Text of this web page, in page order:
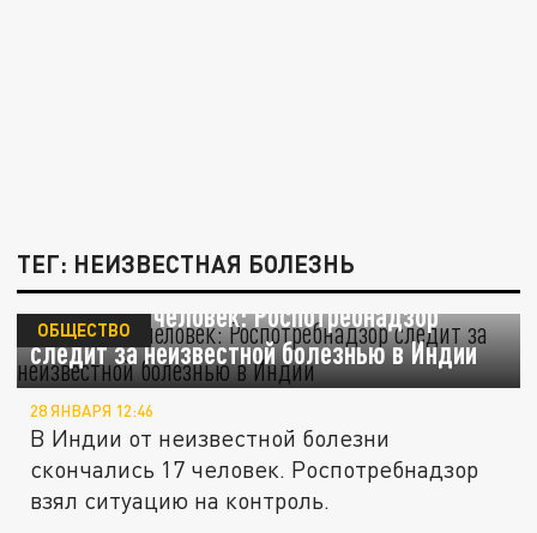
ТЕГ: НЕИЗВЕСТНАЯ БОЛЕЗНЬ
Погибло 17 человек: Роспотребнадзор
следит за неизвестной болезнью в Индии
ОБЩЕСТВО
28 ЯНВАРЯ 12:46
В Индии от неизвестной болезни
скончались 17 человек. Роспотребнадзор
взял ситуацию на контроль.